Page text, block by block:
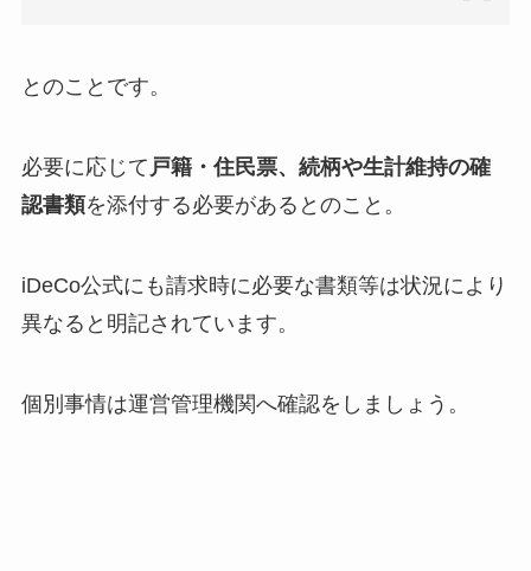
とのことです。
必要に応じて 戸籍・住民票、続柄や生計維持の確
認書類を添付する必要があるとのこと。
iDeCo公式にも請求時に必要な書類等は状況により
異なると明記されています。
個別事情は運営管理機関へ確認をしましょう。